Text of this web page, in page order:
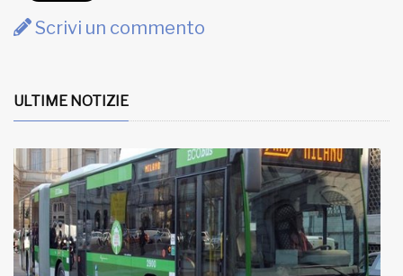
Scrivi un commento
ULTIME NOTIZIE